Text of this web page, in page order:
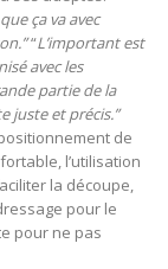
ça va avec
“L’important est
avec les
partie de la
juste et précis.”
de
l’utilisation
la découpe,
pour le
pour ne pas